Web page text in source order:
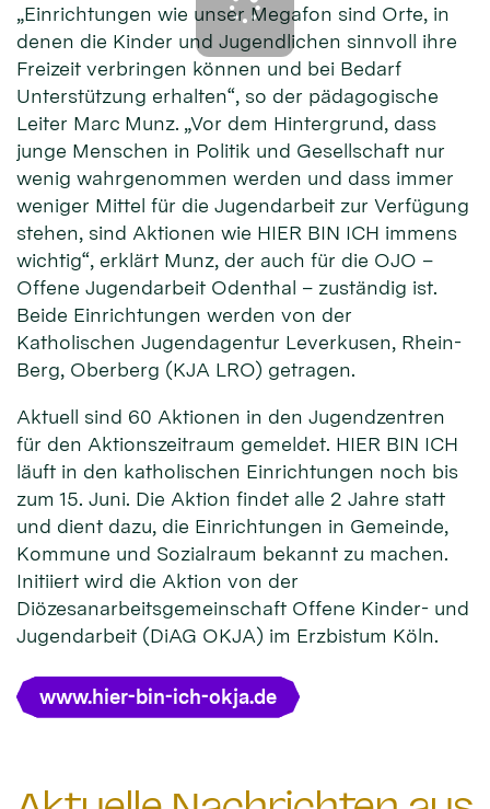
„Einrichtungen wie unser Megafon sind Orte, in
denen die Kinder und Jugendlichen sinnvoll ihre
Freizeit verbringen können und bei Bedarf
Unterstützung erhalten“, so der pädagogische
Leiter Marc Munz. „Vor dem Hintergrund, dass
junge Menschen in Politik und Gesellschaft nur
wenig wahrgenommen werden und dass immer
weniger Mittel für die Jugendarbeit zur Verfügung
stehen, sind Aktionen wie HIER BIN ICH immens
wichtig“, erklärt Munz, der auch für die OJO –
Offene Jugendarbeit Odenthal – zuständig ist.
Beide Einrichtungen werden von der
Katholischen Jugendagentur Leverkusen, Rhein-
Berg, Oberberg (KJA LRO) getragen.
Aktuell sind 60 Aktionen in den Jugendzentren
für den Aktionszeitraum gemeldet. HIER BIN ICH
läuft in den katholischen Einrichtungen noch bis
zum 15. Juni. Die Aktion findet alle 2 Jahre statt
und dient dazu, die Einrichtungen in Gemeinde,
Kommune und Sozialraum bekannt zu machen.
Initiiert wird die Aktion von der
Diözesanarbeitsgemeinschaft Offene Kinder- und
Jugendarbeit (DiAG OKJA) im Erzbistum Köln.
www.hier-bin-ich-okja.de